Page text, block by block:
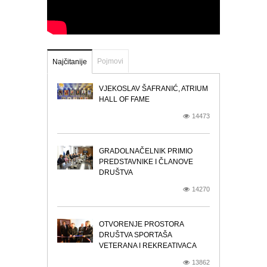
Najčitanije Pojmovi
VJEKOSLAV ŠAFRANIĆ, ATRIUM
HALL OF FAME
14473
GRADOLNAČELNIK PRIMIO
PREDSTAVNIKE I ČLANOVE
DRUŠTVA
14270
OTVORENJE PROSTORA
DRUŠTVA SPORTAŠA
VETERANA I REKREATIVACA
13862